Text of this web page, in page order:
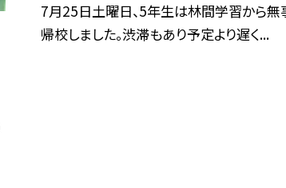
7月25日土曜日、5年生は林間学習から無
帰校しました。渋滞もあり予定より遅く...